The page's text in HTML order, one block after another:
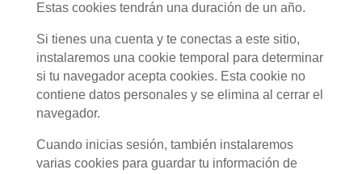
Estas cookies tendrán una duración de un año.
Si tienes una cuenta y te conectas a este sitio,
instalaremos una cookie temporal para determinar
si tu navegador acepta cookies. Esta cookie no
contiene datos personales y se elimina al cerrar el
navegador.
Cuando inicias sesión, también instalaremos
varias cookies para guardar tu información de